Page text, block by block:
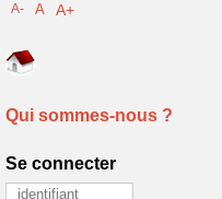
A- A A+
Qui sommes-nous ?
Se connecter